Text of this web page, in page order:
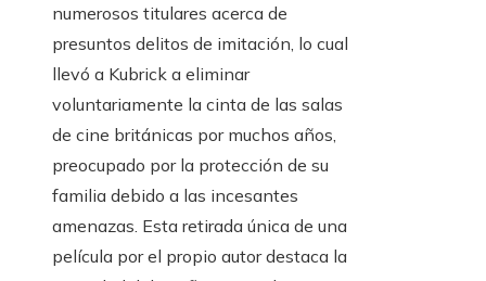
numerosos titulares acerca de
presuntos delitos de imitación, lo cual
llevó a Kubrick a eliminar
voluntariamente la cinta de las salas
de cine británicas por muchos años,
preocupado por la protección de su
familia debido a las incesantes
amenazas. Esta retirada única de una
película por el propio autor destaca la